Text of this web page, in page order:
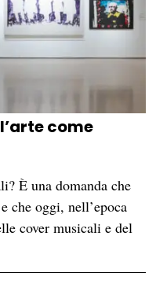
come
È una domanda che
che oggi, nell’epoca
cover musicali e del